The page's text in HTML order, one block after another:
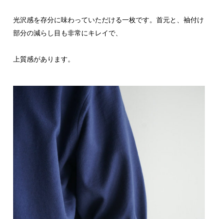
光沢感を存分に味わっていただける一枚です。首元と、袖付け
部分の減らし目も非常にキレイで、
上質感があります。